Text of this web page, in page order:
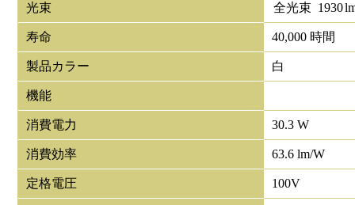
光束 全光束 1930
寿命 40,000 時間
製品カラー 白
機能
消費電力 30.3 W
消費効率 63.6 lm/W
定格電圧 100V